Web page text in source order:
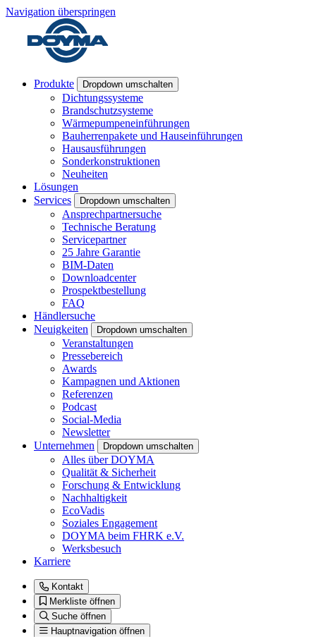
Navigation überspringen
Produkte Dropdown umschalten
Dichtungssysteme
Brandschutzsysteme
Wärmepumpeneinführungen
Bauherrenpakete und Hauseinführungen
Hausausführungen
Sonderkonstruktionen
Neuheiten
Lösungen
Services
Dropdown umschalten
Ansprechpartnersuche
Technische Beratung
Servicepartner
25 Jahre Garantie
BIM-Daten
Downloadcenter
Prospektbestellung
FAQ
Händlersuche
Neuigkeiten
Dropdown umschalten
Veranstaltungen
Pressebereich
Awards
Kampagnen und Aktionen
Referenzen
Podcast
Social-Media
Newsletter
Unternehmen
Dropdown umschalten
Alles über DOYMA
Qualität & Sicherheit
Forschung & Entwicklung
Nachhaltigkeit
EcoVadis
Soziales Engagement
DOYMA beim FHRK e.V.
Werksbesuch
Karriere
Kontakt
Merkliste öffnen
Suche öffnen
Hauptnavigation öffnen